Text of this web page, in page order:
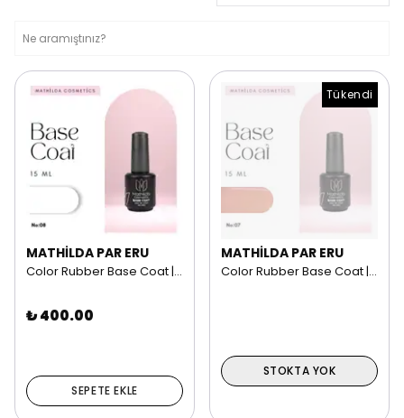
MATHİLDA PAR ERU
Color Rubber Base Coat | 15 ml NO: 08
₺ 400.00
SEPETE EKLE
Tükendi
MATHİLDA PAR ERU
Color Rubber Base Coat | 15 ml NO: 07
STOKTA YOK